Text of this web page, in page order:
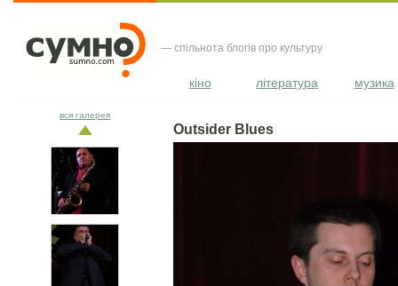
— спільнота блогів про культуру
кіно література музика
Outsider Blues
вся галерея